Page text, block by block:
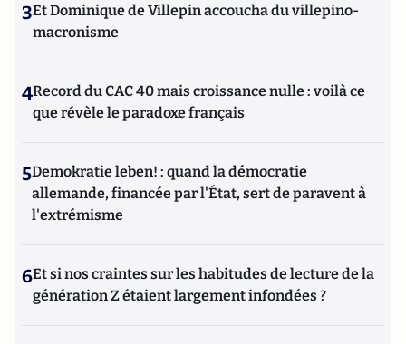
3Et Dominique de Villepin accoucha du villepino-
macronisme
4Record du CAC 40 mais croissance nulle : voilà ce
que révèle le paradoxe français
5Demokratie leben! : quand la démocratie
allemande, financée par l'État, sert de paravent à
l'extrémisme
6Et si nos craintes sur les habitudes de lecture de la
génération Z étaient largement infondées ?